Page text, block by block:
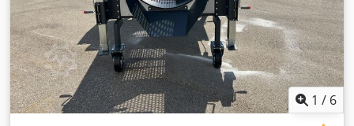
maximal effektivitet Stor siktarea: 12,8 m² för exakt
materialseparering Robust stålkonstruktion: för hållbarhet
och lång livslängd Enkel matning: upp till 3 m skopbredd
(hjullastare & grävmaskin) Användarvänlig design:
minimalt underhåll Dsdpfx Ajwyt U Ism Tjkr Tekniska data
Bredd (B): 3,62 m Längd (L): 2,41 m Höjd (H): 2,85 m
Matningshöjd: 2,46 m Siktarea: 12,8 m² Max. kapacitet
1 / 6